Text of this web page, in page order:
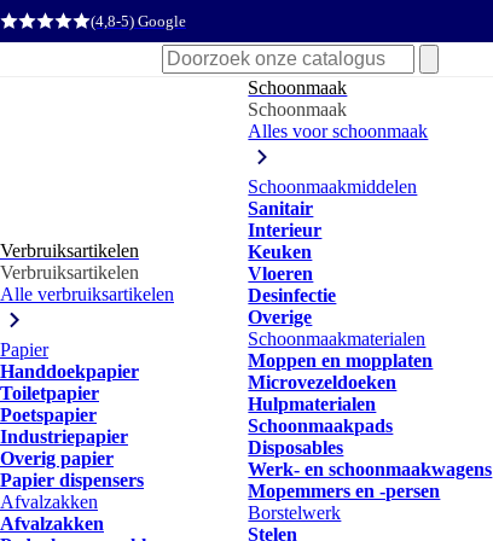
(4,8-5) Google
Zoeken
naar:
Verbruiksartikelen
Verbruiksartikelen
Alle verbruiksartikelen
Papier
Handdoekpapier
Toiletpapier
Poetspapier
Industriepapier
Overig papier
Papier dispensers
Afvalzakken
Afvalzakken
Schoonmaak
Schoonmaak
Alles voor schoonmaak
Schoonmaakmiddelen
Sanitair
Interieur
Keuken
Vloeren
Desinfectie
Overige
Schoonmaakmaterialen
Moppen en mopplaten
Microvezeldoeken
Hulpmaterialen
Schoonmaakpads
Disposables
Werk- en schoonmaakwagens
Mopemmers en -persen
Borstelwerk
Stelen